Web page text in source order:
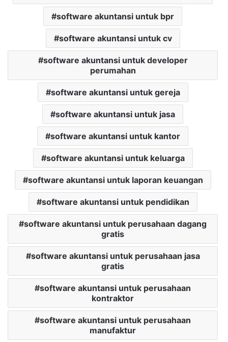
software akuntansi untuk bpr
software akuntansi untuk cv
software akuntansi untuk developer
perumahan
software akuntansi untuk gereja
software akuntansi untuk jasa
software akuntansi untuk kantor
software akuntansi untuk keluarga
software akuntansi untuk laporan keuangan
software akuntansi untuk pendidikan
software akuntansi untuk perusahaan dagang
gratis
software akuntansi untuk perusahaan jasa
gratis
software akuntansi untuk perusahaan
kontraktor
software akuntansi untuk perusahaan
manufaktur